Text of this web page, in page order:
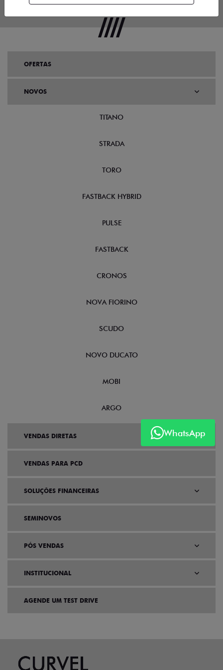
WhatsApp
OFERTAS
NOVOS
TITANO
STRADA
TORO
FASTBACK HYBRID
PULSE
FASTBACK
CRONOS
NOVA FIORINO
SCUDO
NOVO DUCATO
MOBI
ARGO
VENDAS DIRETAS
VENDAS PARA PCD
SOLUÇÕES FINANCEIRAS
SEMINOVOS
PÓS VENDAS
INSTITUCIONAL
AGENDE UM TEST DRIVE